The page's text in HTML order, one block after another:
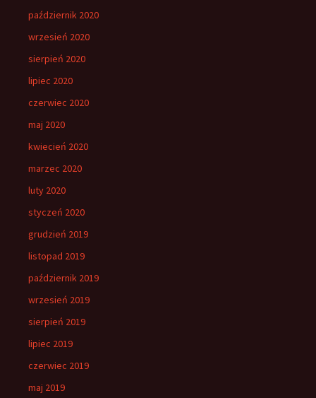
październik 2020
wrzesień 2020
sierpień 2020
lipiec 2020
czerwiec 2020
maj 2020
kwiecień 2020
marzec 2020
luty 2020
styczeń 2020
grudzień 2019
listopad 2019
październik 2019
wrzesień 2019
sierpień 2019
lipiec 2019
czerwiec 2019
maj 2019